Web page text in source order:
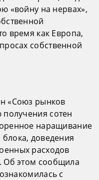
«войну на нервах»,
время как Европа,
собственной
«Союз рынков
получения сотен
наращивание
доведения
расходов
Об этом сообщила
с